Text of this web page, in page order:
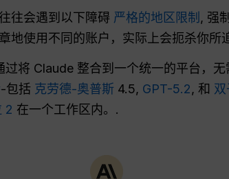
往会遇到以下障碍 严格的地区限制 , 强
地使用不同的账户，实际上会扼杀你所
过将 Claude 整合到一个统一的平台，
-包括 克劳德-奥普斯 4.5, GPT-5.2, 和
2 在一个工作区内。.